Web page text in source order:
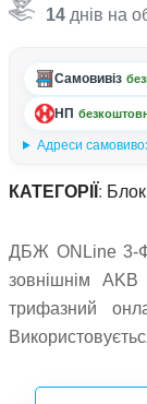
14 днів на
Самовивіз
НП
Адреси
КАТЕГОРІЇ :
ДБЖ ONLine 3-
зовнішнім
трифазний
обладнання,